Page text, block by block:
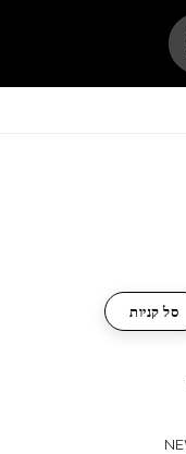
סל קניות